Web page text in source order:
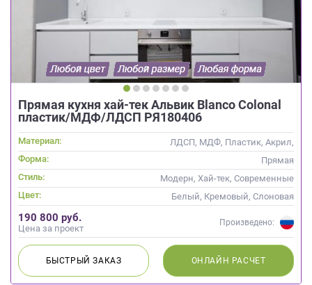
Прямая кухня хай-тек Альвик Blanco Colonal
пластик/МДФ/ЛДСП РЯ180406
Материал:
ЛДСП, МДФ, Пластик, Акрил,
Alvic / УФ лак,
Интегрированная ручка
Форма:
Прямая
Стиль:
Модерн, Хай-тек, Современные
Цвет:
Белый, Кремовый, Слоновая
кость
190 800 руб.
Цена за проект
Произведено:
БЫСТРЫЙЗАКАЗ ОНЛАЙН РАСЧЕТ